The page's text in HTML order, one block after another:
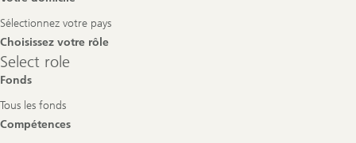
Sélectionnez votre pays
Choisissez votre rôle
Select
role
Select role
Fonds
Tous les fonds
Compétences